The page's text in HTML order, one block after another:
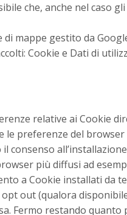
che, anche nel caso
mappe gestito da
Cookie e Dati di
relative ai Cookie
le preferenze del
consenso
più diffusi ad
a Cookie installati da
out (qualora
Fermo restando quanto